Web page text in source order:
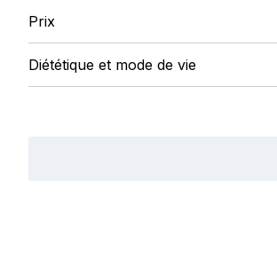
Prix
Diététique et mode de vie